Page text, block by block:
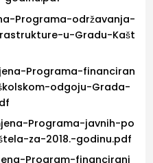
Programa-održavanja-
u-Gradu-Kašt
Programa-financiran
odgoju-Grada-
Programa-javnih-po
za-2018.-godinu.pdf
Program-financiranj